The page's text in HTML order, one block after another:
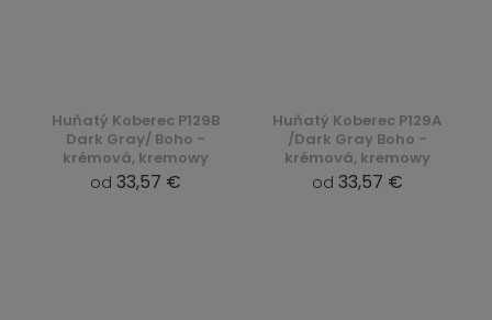
Huňatý Koberec P129B
Dark Gray/ Boho -
krémová, kremowy
od 33,57 €
Huňatý Koberec P129A
/Dark Gray Boho -
krémová, kremowy
od 33,57 €